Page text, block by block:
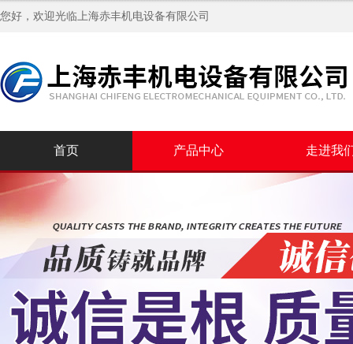
您好，欢迎光临上海赤丰机电设备有限公司
首页 产品中心 走进我